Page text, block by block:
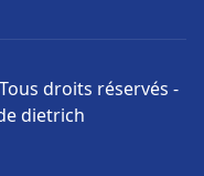
droits réservés -
dietrich